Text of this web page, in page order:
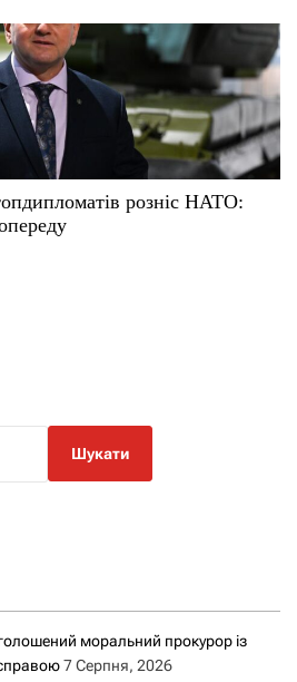
розніс НАТО:
моральний прокурор із
7 Серпня, 2026